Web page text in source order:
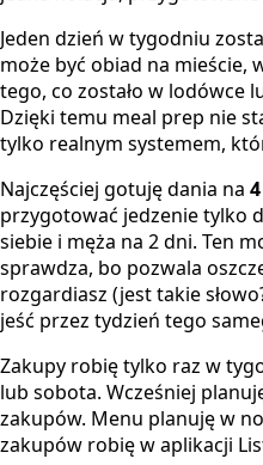
Jeden dzień w tygodniu
może być obiad na mieście,
tego, co zostało w lodówce
Dzięki temu meal prep nie
tylko realnym systemem,
Najczęściej gotuję dania na
przygotować jedzenie tylko
siebie i męża na 2 dni. Ten
sprawdza, bo pozwala
rozgardiasz (jest takie
jeść przez tydzień tego
Zakupy robię tylko raz w
lub sobota. Wcześniej
zakupów. Menu planuję w
zakupów robię w aplikacji